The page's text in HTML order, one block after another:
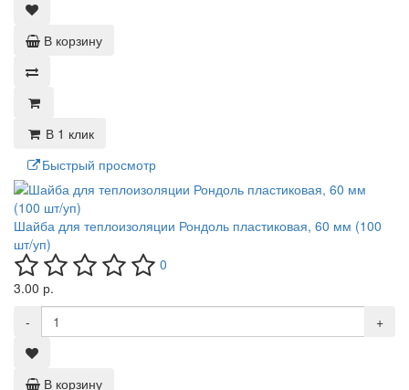
В корзину
В 1 клик
Быстрый просмотр
Шайба для теплоизоляции Рондоль пластиковая, 60 мм (100
шт/уп)
0
3.00 р.
-
+
В корзину